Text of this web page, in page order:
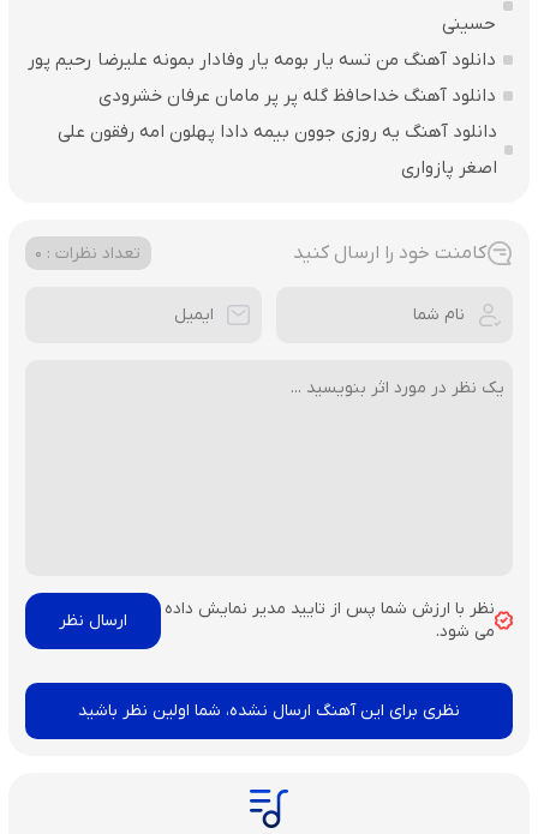
حسینی
دانلود آهنگ من تسه یار بومه یار وفادار بمونه علیرضا رحیم پور
دانلود آهنگ خداحافظ گله پر پر مامان عرفان خشرودی
دانلود آهنگ یه روزی جوون بیمه دادا پهلون امه رفقون علی
اصغر پازواری
کامنت خود را ارسال کنید تعداد نظرات : 0
نظر با ارزش شما پس از تایید مدیر نمایش داده
می شود.
نظری برای این آهنگ ارسال نشده، شما اولین نظر باشید